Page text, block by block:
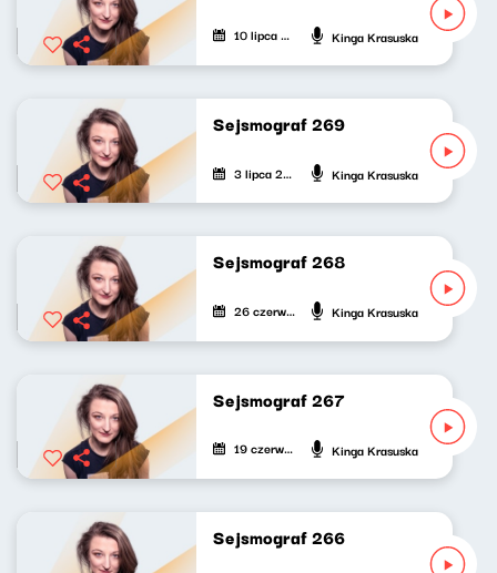
10 lipca 2026 Kinga Krasuska
Sejsmograf 269
3 lipca 2026 Kinga Krasuska
Sejsmograf 268
26 czerwca 2026 Kinga Krasuska
Sejsmograf 267
19 czerwca 2026 Kinga Krasuska
Sejsmograf 266